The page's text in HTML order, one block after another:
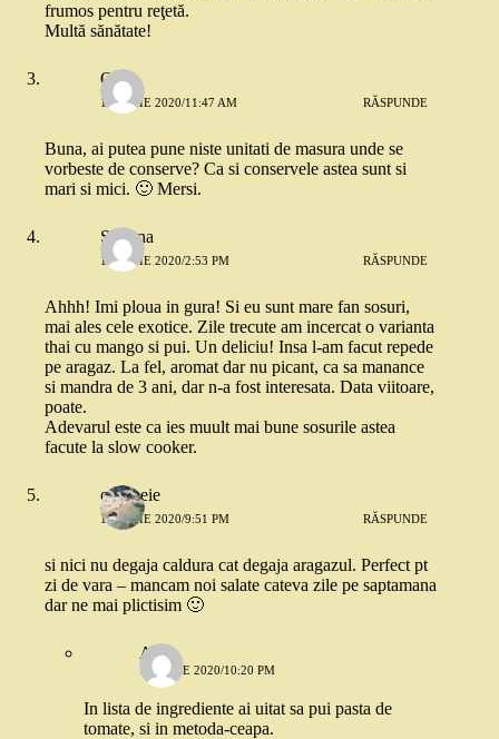
frumos pentru reţetă.
Multă sănătate!
Oana
15 IUNIE 2020/11:47 AM RĂSPUNDE
Buna, ai putea pune niste unitati de masura unde se
vorbeste de conserve? Ca si conservele astea sunt si
mari si mici. 🙂 Mersi.
Simona
15 IUNIE 2020/2:53 PM RĂSPUNDE
Ahhh! Imi ploua in gura! Si eu sunt mare fan sosuri,
mai ales cele exotice. Zile trecute am incercat o varianta
thai cu mango si pui. Un deliciu! Insa l-am facut repede
pe aragaz. La fel, aromat dar nu picant, ca sa manance
si mandra de 3 ani, dar n-a fost interesata. Data viitoare,
poate.
Adevarul este ca ies muult mai bune sosurile astea
facute la slow cooker.
o femeie
15 IUNIE 2020/9:51 PM RĂSPUNDE
si nici nu degaja caldura cat degaja aragazul. Perfect pt
zi de vara – mancam noi salate cateva zile pe saptamana
dar ne mai plictisim 🙂
Alina
16 IUNIE 2020/10:20 PM
In lista de ingrediente ai uitat sa pui pasta de
tomate, si in metoda-ceapa.